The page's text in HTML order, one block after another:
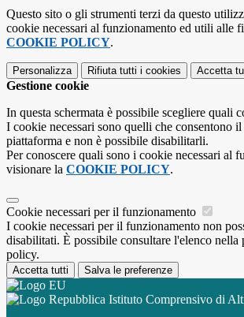
Questo sito o gli strumenti terzi da questo
cookie necessari al funzionamento ed utili alle
COOKIE POLICY.
Personalizza Rifiuta tutti i cookies Accetta
Gestione cookie
In questa schermata è possibile scegliere quali
I cookie necessari sono quelli che consentono
piattaforma e non è possibile disabilitarli.
Per conoscere quali sono i cookie necessari al
visionare la COOKIE POLICY.
Cookie necessari per il funzionamento
I cookie necessari per il funzionamento non
disabilitati. È possibile consultare l'elenco nella
policy.
Accetta tutti Salva le preferenze
Istituto Comprensivo di